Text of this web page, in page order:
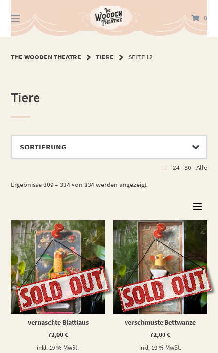
zum
Inhalt
0
THE WOODEN THEATRE TIERE SEITE 12
Tiere
Ergebnisse 309 – 334 von 334 werden angezeigt
12 24 36 Alle
WEITERLESEN
vernaschte Blattlaus
72,00€
inkl. 19 % MwSt.
WEITERLESEN
verschmuste Bettwanze
72,00€
inkl. 19 % MwSt.